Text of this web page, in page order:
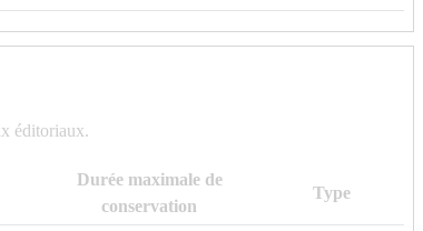
éditoriaux.
Durée maximale de
conservation
Type